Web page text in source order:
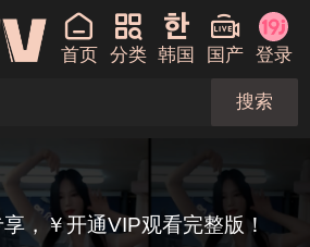
首页 分类 韩国 国产 登录
搜索
，￥开通VIP观看完整版！